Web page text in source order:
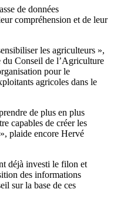
de données
compréhension et de leur
les agriculteurs »,
du Conseil de l’Agriculture
pour le
agricoles dans le
de plus en plus
capables de créer les
plaide encore Hervé
déjà investi le filon et
des informations
sur la base de ces